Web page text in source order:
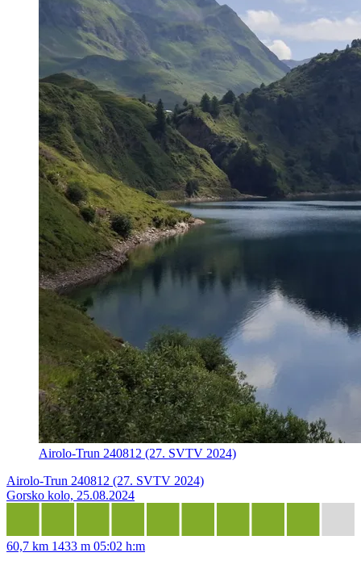
Airolo-Trun 240812 (27. SVTV 2024)
Airolo-Trun 240812 (27. SVTV 2024)
Gorsko kolo, 25.08.2024
60,7 km 1433 m 05:02 h:m